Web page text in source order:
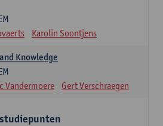
Karolin Soontjens
Knowledge
Vandermoere Gert Verschraegen